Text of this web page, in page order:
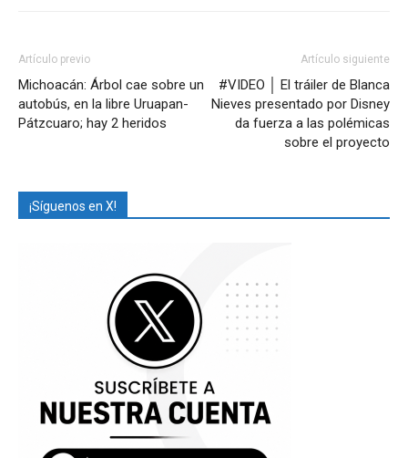
Artículo previo
Michoacán: Árbol cae sobre un
autobús, en la libre Uruapan-
Pátzcuaro; hay 2 heridos
Artículo siguiente
#VIDEO │ El tráiler de Blanca
Nieves presentado por Disney
da fuerza a las polémicas
sobre el proyecto
¡Síguenos en X!